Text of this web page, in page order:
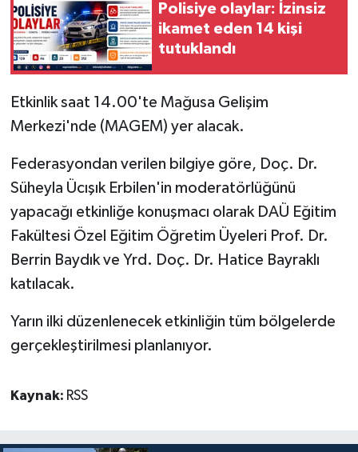
Polisiye olaylar: İzinsiz
ikamet eden 14 kişi
tutuklandı
Etkinlik saat 14.00'te Mağusa Gelişim
Merkezi'nde (MAGEM) yer alacak.
Federasyondan verilen bilgiye göre, Doç. Dr.
Süheyla Ücışık Erbilen'in moderatörlüğünü
yapacağı etkinliğe konuşmacı olarak DAÜ Eğitim
Fakültesi Özel Eğitim Öğretim Üyeleri Prof. Dr.
Berrin Baydık ve Yrd. Doç. Dr. Hatice Bayraklı
katılacak.
Yarın ilki düzenlenecek etkinliğin tüm bölgelerde
gerçekleştirilmesi planlanıyor.
Kaynak: RSS
LEFKOŞA
MAGAZİN
Nöbetçi Eczaneler
ÖZEL HABER
SAĞLIK
SİYASET
SPOR
TEKNOLOJİ